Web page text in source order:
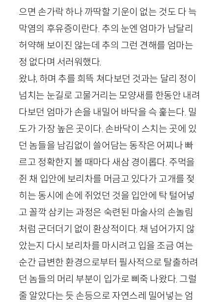
으면 손가락 하나 까딱할 기운이 없는 것도 다 늑
막염의 후유증이란다. 추의 눈엔 엄마가 남달리
허약해 보이진 않는데 추의 그런 견해를 엄마는
정 없다며 서러워했다.
왔냐, 하며 추를 희뜩 쳐다보던 것과는 달리 정이
넘치는 눈길로 고물거리는 모양새를 한동안 내려
다보던 엄마가 손을 내밀어 바닥을 슥 훑는다. 밀
도가 가장 높은 곳이다. 손바닥이 스치는 곳에 있
던 놈들을 남김없이 쓸어담는 동작은 어찌나 빠
르고 정확한지 볼 때마다 새삼 경이롭다. 주먹을
쥔 채 입안에 보리차를 머금고 있다가 고개를 젖
히는 동시에 손에 쥐었던 것을 입안에 탁 털어넣
고 꼴깍 삼키는 과정은 숙련된 마술사의 손놀림
처럼 군더더기 없이 환상적이다. 채 넘어가지 않
았는지 다시 보리차를 마시려고 입을 조금 여는
순간 급변한 환경으로부터 필사적으로 탈출하려
던 놈들의 머리 부분이 입가로 삐죽 나왔다. 그럴
줄 알았다는 듯 손등으로 자연스레 밀어넣는 엄